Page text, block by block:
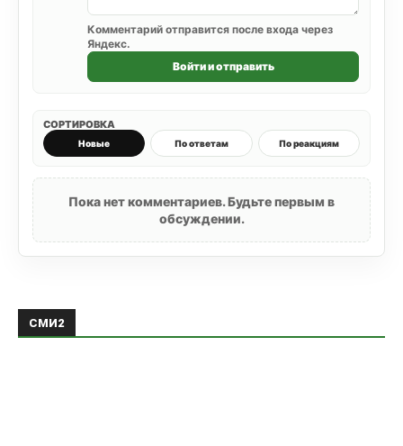
Комментарий отправится после входа через
Яндекс.
Войти и отправить
СОРТИРОВКА
Новые По ответам По реакциям
Пока нет комментариев. Будьте первым в
обсуждении.
СМИ2